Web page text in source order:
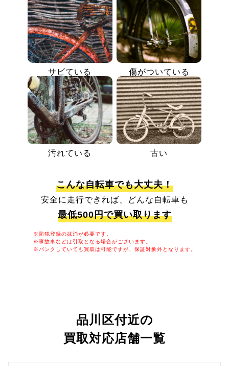
サビている 傷がついている
汚れている 古い
こんな自転車でも大丈夫！
安全に走行できれば、どんな自転車も
最低500円で買い取ります
※防犯登録の抹消が必要です。
※事故車などは引取となる場合がございます。
※パンクしていても買取は可能ですが、保証対象外となります。
品川区付近の
買取対応店舗一覧